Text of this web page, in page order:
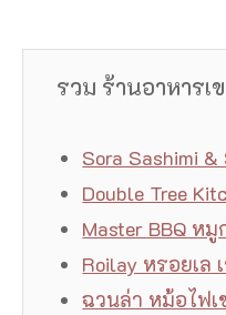
รวม ร้านอาหารเ
Sora Sashimi &
Double Tree
Master BBQ หมู
Roilay หรอยเล
ฉวนล่า หม้อไฟเ